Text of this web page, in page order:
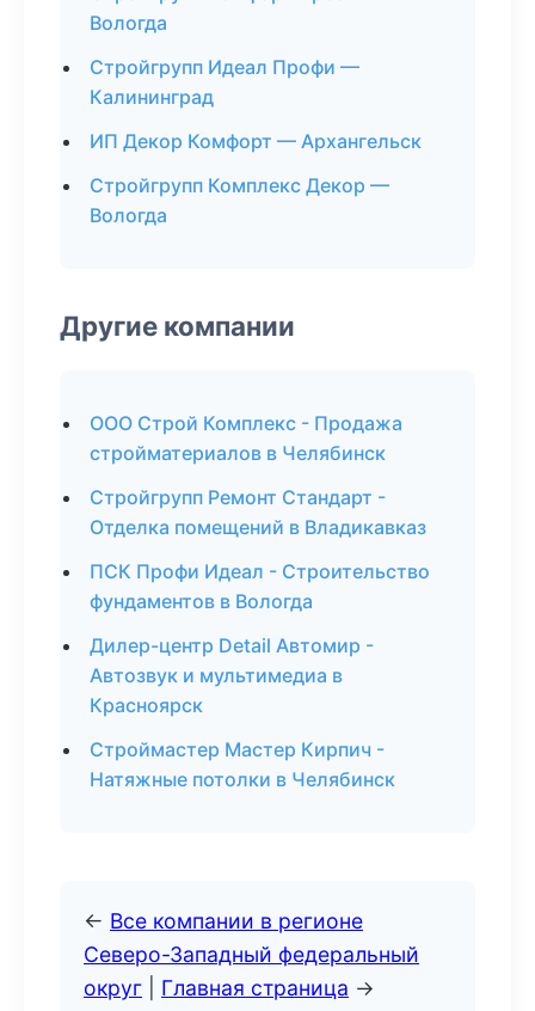
Вологда
Стройгрупп Идеал Профи —
Калининград
ИП Декор Комфорт — Архангельск
Стройгрупп Комплекс Декор —
Вологда
Другие компании
ООО Строй Комплекс - Продажа
стройматериалов в Челябинск
Стройгрупп Ремонт Стандарт -
Отделка помещений в Владикавказ
ПСК Профи Идеал - Строительство
фундаментов в Вологда
Дилер-центр Detail Автомир -
Автозвук и мультимедиа в
Красноярск
Строймастер Мастер Кирпич -
Натяжные потолки в Челябинск
← Все компании в регионе
Северо-Западный федеральный
округ
Главная страница →